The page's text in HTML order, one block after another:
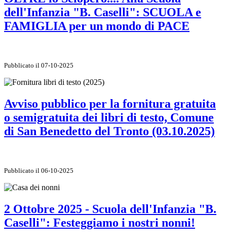
dell'Infanzia "B. Caselli": SCUOLA e
FAMIGLIA per un mondo di PACE
Pubblicato il 07-10-2025
Avviso pubblico per la fornitura gratuita
o semigratuita dei libri di testo, Comune
di San Benedetto del Tronto (03.10.2025)
Pubblicato il 06-10-2025
2 Ottobre 2025 - Scuola dell'Infanzia "B.
Caselli": Festeggiamo i nostri nonni!